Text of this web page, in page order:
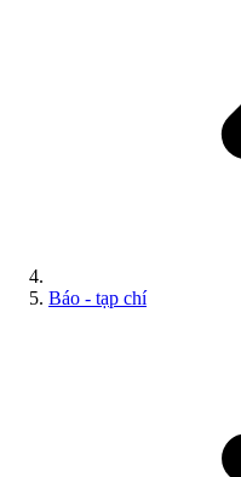
Báo - tạp chí